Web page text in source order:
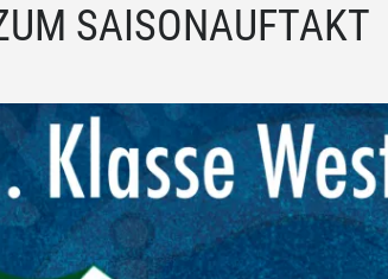
SAISONAUFTAKT